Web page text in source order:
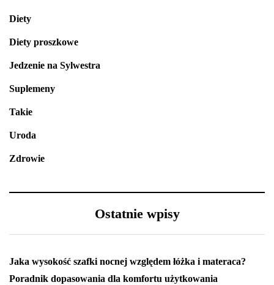
Diety
Diety proszkowe
Jedzenie na Sylwestra
Suplemeny
Takie
Uroda
Zdrowie
Ostatnie wpisy
Jaka wysokość szafki nocnej względem łóżka i materaca?
Poradnik dopasowania dla komfortu użytkowania